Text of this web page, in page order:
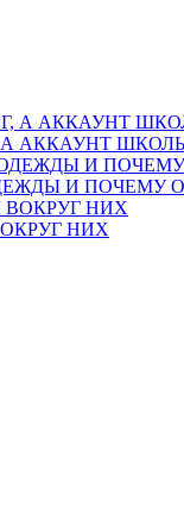
АККАУНТ
И ПОЧЕМУ
НИХ